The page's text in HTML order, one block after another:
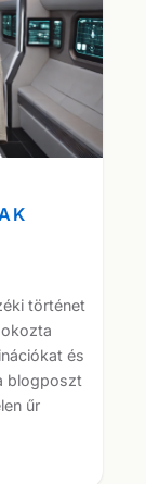
történet
és
blogposzt
űr